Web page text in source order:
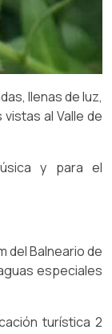
llenas de luz,
al Valle de
y para el
del Balneario de
especiales
turística 2